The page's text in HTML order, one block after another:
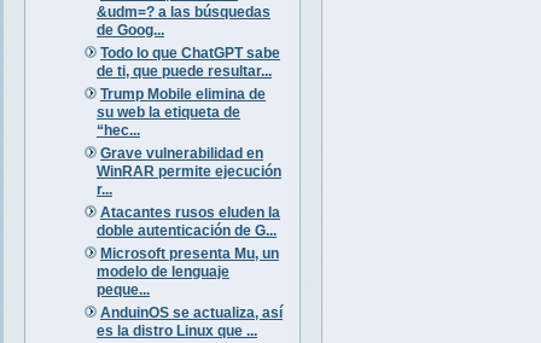
&udm=? a las búsquedas
de Goog...
Todo lo que ChatGPT sabe
de ti, que puede resultar...
Trump Mobile elimina de
su web la etiqueta de
“hec...
Grave vulnerabilidad en
WinRAR permite ejecución
r...
Atacantes rusos eluden la
doble autenticación de G...
Microsoft presenta Mu, un
modelo de lenguaje
peque...
AnduinOS se actualiza, así
es la distro Linux que ...